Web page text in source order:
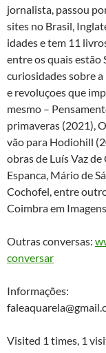
jornalista, passou
sites no Brasil,
idades e tem 11
entre os quais estão
curiosidades sobre
e revoluçoes que
mesmo –
primaveras (2021),
vão para Hodiohill
obras de Luís Vaz
Espanca, Mário de
Cochofel, entre
Coimbra em Imagens.
Outras conversas:
conversar
Informações:
Visited 1 times, 1